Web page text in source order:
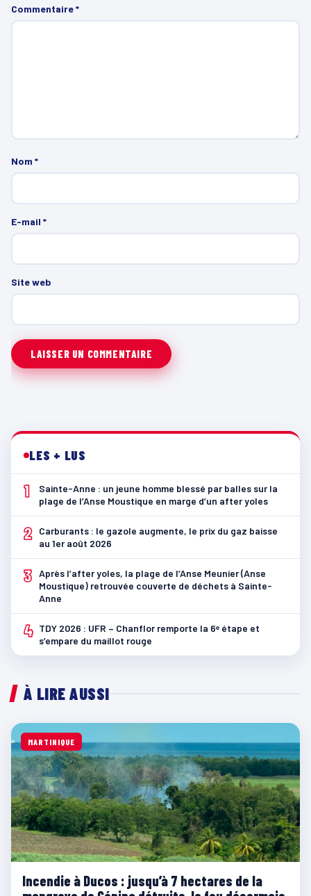
Commentaire*
Nom *
E-mail *
Site web
LES + LUS
1
Sainte-Anne : un jeune homme blessé par balles sur la
plage de l’Anse Moustique en marge d’un after yoles
2
Carburants : le gazole augmente, le prix du gaz baisse
au 1er août 2026
3 Après l’after yoles, la plage de l’Anse Meunier (Anse
Moustique) retrouvée couverte de déchets à Sainte-
Anne
4 TDY 2026 : UFR – Chanflor remporte la 6ᵉ étape et
s’empare du maillot rouge
À LIRE AUSSI
MARTINIQUE
Incendie à Ducos : jusqu’à 7 hectares de la